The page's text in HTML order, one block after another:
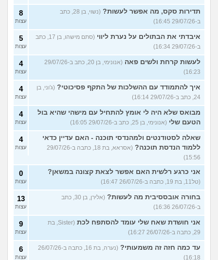
תדירות סקס, מה אפשר לעשות?
(נשוי, בן 28, כתב
ב-29/07/26 16:45)
8
עצות
איבדתי את הבתולים על נערת ליווי
(סתם מישהו, בן 17, כתב
ב-29/07/26 16:34)
5
עצות
לעשות קרחת ולשים פאה
(אנונימי, בן 20, כתב ב-29/07/26
16:23)
4
עצות
איך להתמודד עם ההשלכות של התקף פסיכוטי? (ג'וני, בן
24, כתב ב-29/07/26 16:14)
4
עצות
מבואס שלא היה לי אומץ להתחיל עם מישהי שהיא בול
הטעם שלי (אנונימי, בן 25, כתב ב-29/07/26 16:05)
4
עצות
שאלה לסטודנטים ולמהנדסי תוכנה - האם עדיין כדאי
ללמוד הנדסת תוכנה?
(אסראא, בת 18, כתבה ב-29/07/26
15:56)
4
עצות
אני כרגע רלשית האם אפשר לצאת קצונה במשאן?
(טל11, בת 19, כתבה ב-26/07/26 16:47)
0
עצות
בחורה אובססיבית מה לעשות?
(אלירן, בן 30, כתב
ב-26/07/26 16:36)
13
עצות
אני חושדת שאח שלי עומד להסתפח לכת
(Sister, בת
29, כתבה ב-26/07/26 16:27)
9
עצות
עד כמה חזה זה משמעותי?
(נערה, בת 16, כתבה ב-26/07/26
16:18)
6
עצות